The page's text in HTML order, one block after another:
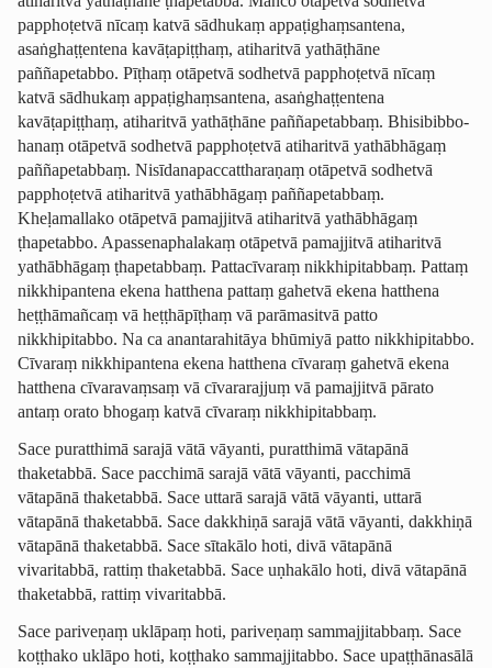
papphoṭetvā nīcaṃ katvā sādhukaṃ appaṭi­ghaṃ­san­tena,
asaṅghaṭ­ṭentena kavāṭapiṭṭhaṃ, atiharitvā yathāṭhāne
paññapetabbo. Pīṭhaṃ otāpetvā sodhetvā papphoṭetvā nīcaṃ
katvā sādhukaṃ appaṭi­ghaṃ­san­tena, asaṅghaṭ­ṭentena
kavāṭapiṭṭhaṃ, atiharitvā yathāṭhāne paññapetabbaṃ. Bhisi­bibbo­
hanaṃ otāpetvā sodhetvā papphoṭetvā atiharitvā yathābhāgaṃ
paññapetabbaṃ. Nisīda­na­pac­cattha­ra­ṇaṃ otāpetvā sodhetvā
papphoṭetvā atiharitvā yathābhāgaṃ paññapetabbaṃ.
Kheḷamallako otāpetvā pamajjitvā atiharitvā yathābhāgaṃ
ṭhapetabbo. Apas­sena­phala­kaṃ otāpetvā pamajjitvā atiharitvā
yathābhāgaṃ ṭhapetabbaṃ. Pattacīvaraṃ nikkhipitabbaṃ. Pattaṃ
nikkhipantena ekena hatthena pattaṃ gahetvā ekena hatthena
heṭṭhāmañcaṃ vā heṭṭhāpīṭhaṃ vā parāmasitvā patto
nikkhipitabbo. Na ca anantarahitāya bhūmiyā patto nikkhipitabbo.
Cīvaraṃ nikkhipantena ekena hatthena cīvaraṃ gahetvā ekena
hatthena cīvaravaṃsaṃ vā cīvararajjuṃ vā pamajjitvā pārato
antaṃ orato bhogaṃ katvā cīvaraṃ nikkhipitabbaṃ.
Sace puratthimā sarajā vātā vāyanti, puratthimā vātapānā
thaketabbā. Sace pacchimā sarajā vātā vāyanti, pacchimā
vātapānā thaketabbā. Sace uttarā sarajā vātā vāyanti, uttarā
vātapānā thaketabbā. Sace dakkhiṇā sarajā vātā vāyanti, dakkhiṇā
vātapānā thaketabbā. Sace sītakālo hoti, divā vātapānā
vivaritabbā, rattiṃ thaketabbā. Sace uṇhakālo hoti, divā vātapānā
thaketabbā, rattiṃ vivaritabbā.
Sace pariveṇaṃ uklāpaṃ hoti, pariveṇaṃ sammajjitabbaṃ. Sace
koṭṭhako uklāpo hoti, koṭṭhako sammajjitabbo. Sace upaṭṭhānasālā